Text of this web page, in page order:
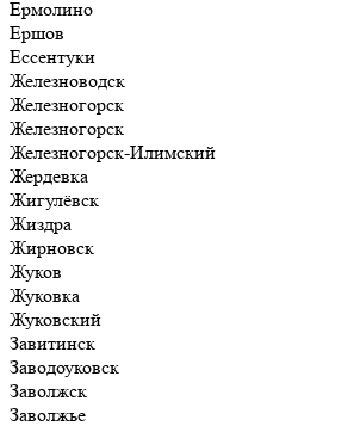
Ермолино
Ершов
Ессентуки
Железноводск
Железногорск
Железногорск
Железногорск-Илимский
Жердевка
Жигулёвск
Жиздра
Жирновск
Жуков
Жуковка
Жуковский
Завитинск
Заводоуковск
Заволжск
Заволжье